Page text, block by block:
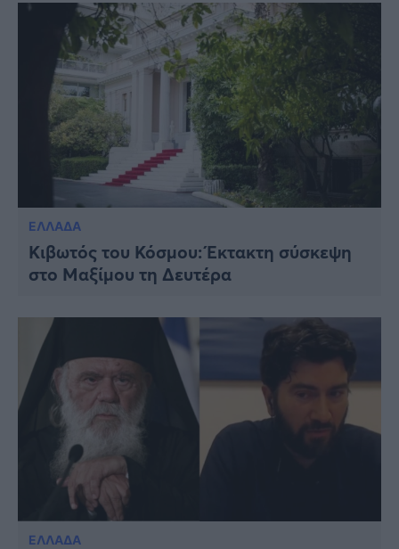
ΕΛΛΑΔΑ
Κιβωτός του Κόσμου: Έκτακτη σύσκεψη
στο Μαξίμου τη Δευτέρα
ΕΛΛΑΔΑ